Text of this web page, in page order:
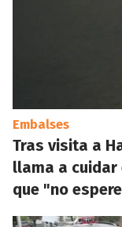
Embalses
Tras visita a
llama a cuidar
que "no